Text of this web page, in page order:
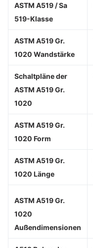
ASTM A519 / Sa
519-Klasse
ASTM A519 Gr.
1020 Wandstärke
Schaltpläne der
ASTM A519 Gr.
1020
ASTM A519 Gr.
1020 Form
ASTM A519 Gr.
1020 Länge
ASTM A519 Gr.
1020
Außendimensionen